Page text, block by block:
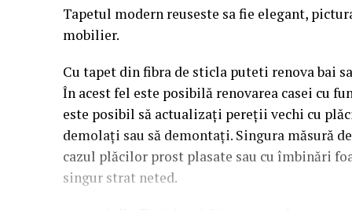
Tapetul modern reuseste sa fie elegant,
mobilier.
Cu tapet din fibra de sticla puteti renova bai
În acest fel este posibilă renovarea casei cu
este posibil să actualizați pereții vechi cu
demolați sau să demontați. Singura măsură
cazul plăcilor prost plasate sau cu îmbinări
singur strat neted.